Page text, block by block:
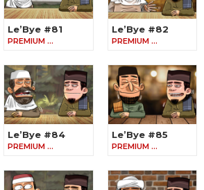
Le’Bye #81
PREMIUM …
Le’Bye #82
PREMIUM …
Le’Bye #84
PREMIUM …
Le’Bye #85
PREMIUM …